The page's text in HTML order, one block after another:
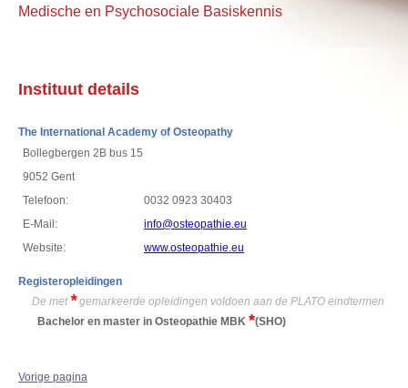
Medische en Psychosociale Basiskennis
Instituut details
The International Academy of Osteopathy
Bollegbergen 2B bus 15
9052 Gent
Telefoon:
0032 0923 30403
E-Mail:
info@osteopathie.eu
Website:
www.osteopathie.eu
Registeropleidingen
De met *gemarkeerde opleidingen voldoen aan de PLATO eindtermen
Bachelor en master in Osteopathie MBK *(SHO)
Vorige pagina